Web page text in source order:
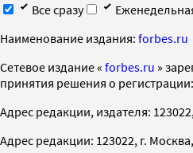
Все сразу
Наименование издания: forbes.ru
Cетевое издание « forbes.ru »
принятия решения о
Адрес редакции, издателя:
Адрес редакции: 123022, г.